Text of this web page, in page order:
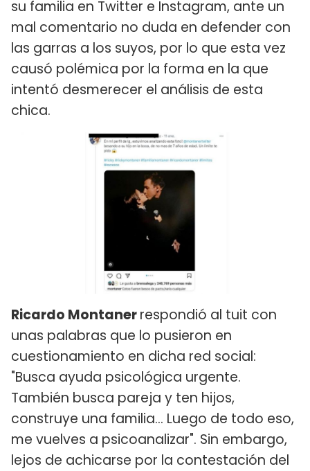
su familia en Twitter e Instagram, ante un
mal comentario no duda en defender con
las garras a los suyos, por lo que esta vez
causó polémica por la forma en la que
intentó desmerecer el análisis de esta
chica.
Ricardo Montanerrespondió al tuit con
unas palabras que lo pusieron en
cuestionamiento en dicha red social:
"Busca ayuda psicológica urgente.
También busca pareja y ten hijos,
construye una familia... Luego de todo eso,
me vuelves a psicoanalizar". Sin embargo,
lejos de achicarse por la contestación del